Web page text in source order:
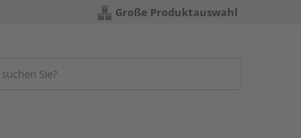
Große Produktauswahl